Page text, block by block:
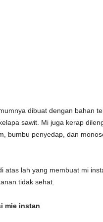
dibuat dengan bahan
sawit. Mi juga kerap
bumbu penyedap, dan
atas lah yang membuat mi
tidak sehat.
mie instan